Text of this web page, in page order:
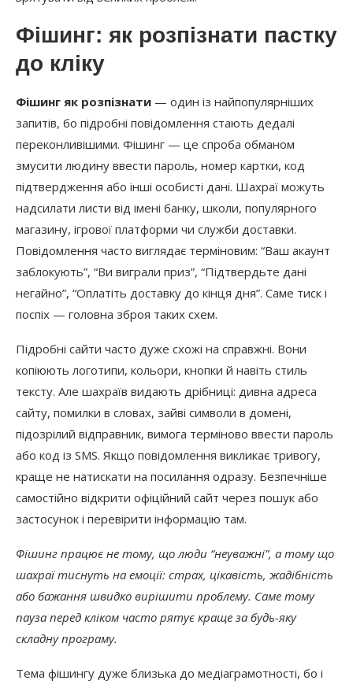
Фішинг: як розпізнати пастку
до кліку
Фішинг як розпізнати — один із найпопулярніших
запитів, бо підробні повідомлення стають дедалі
переконливішими. Фішинг — це спроба обманом
змусити людину ввести пароль, номер картки, код
підтвердження або інші особисті дані. Шахраї можуть
надсилати листи від імені банку, школи, популярного
магазину, ігрової платформи чи служби доставки.
Повідомлення часто виглядає терміновим: “Ваш акаунт
заблокують”, “Ви виграли приз”, “Підтвердьте дані
негайно”, “Оплатіть доставку до кінця дня”. Саме тиск і
поспіх — головна зброя таких схем.
Підробні сайти часто дуже схожі на справжні. Вони
копіюють логотипи, кольори, кнопки й навіть стиль
тексту. Але шахраїв видають дрібниці: дивна адреса
сайту, помилки в словах, зайві символи в домені,
підозрілий відправник, вимога терміново ввести пароль
або код із SMS. Якщо повідомлення викликає тривогу,
краще не натискати на посилання одразу. Безпечніше
самостійно відкрити офіційний сайт через пошук або
застосунок і перевірити інформацію там.
Фішинг працює не тому, що люди “неуважні”, а тому що
шахраї тиснуть на емоції: страх, цікавість, жадібність
або бажання швидко вирішити проблему. Саме тому
пауза перед кліком часто рятує краще за будь-яку
складну програму.
Тема фішингу дуже близька до медіаграмотності, бо і